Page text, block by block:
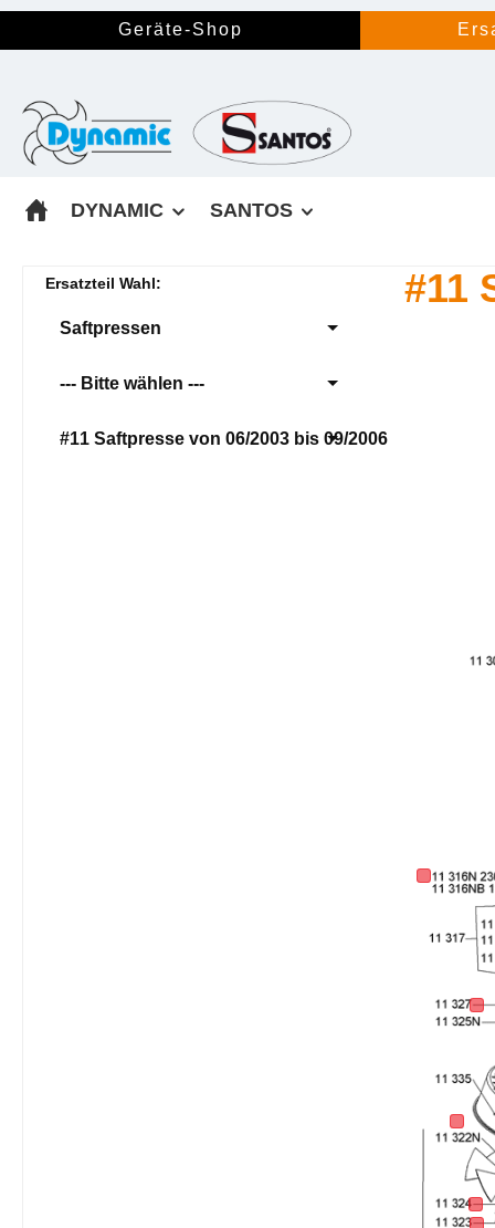
Zur Hauptnavigation springen
Geräte-Shop
DYNAMIC SANTOS
Ersatzteil Wahl:
Saftpressen
--- Bitte wählen ---
#11 Saftpresse von 06/2003 bis 09/2006
#11